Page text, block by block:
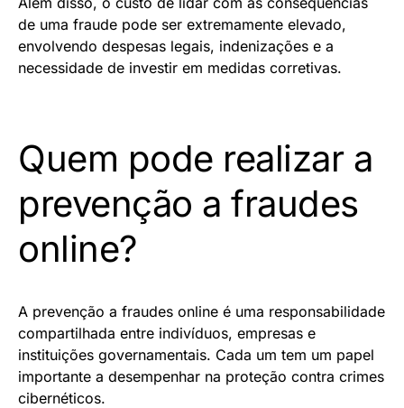
de uma fraude pode ser extremamente elevado,
envolvendo despesas legais, indenizações e a
necessidade de investir em medidas corretivas.
Quem pode realizar a
prevenção a fraudes
online?
A prevenção a fraudes online é uma responsabilidade
compartilhada entre indivíduos, empresas e
instituições governamentais. Cada um tem um papel
importante a desempenhar na proteção contra crimes
cibernéticos.